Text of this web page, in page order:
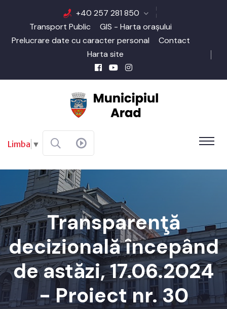
+40 257 281 850
Transport Public
GIS - Harta orașului
Prelucrare date cu caracter personal
Contact
Harta site
Limba ▼
Transparenţă
decizională începând
de astăzi, 17.06.2024
- Proiect nr. 30